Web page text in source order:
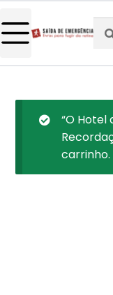
“O Hotel
carrinho.